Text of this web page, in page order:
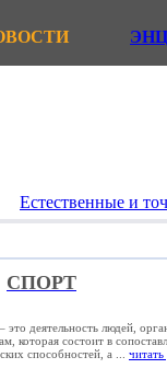
Естественные и
СПОРТ
это деятельность людей,
которая состоит в
способностей, а ... читать